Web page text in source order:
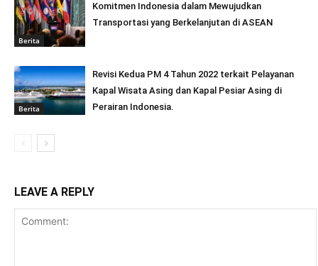
Berita
Komitmen Indonesia dalam Mewujudkan
Transportasi yang Berkelanjutan di ASEAN
Berita
Revisi Kedua PM 4 Tahun 2022 terkait Pelayanan
Kapal Wisata Asing dan Kapal Pesiar Asing di
Perairan Indonesia.
LEAVE A REPLY